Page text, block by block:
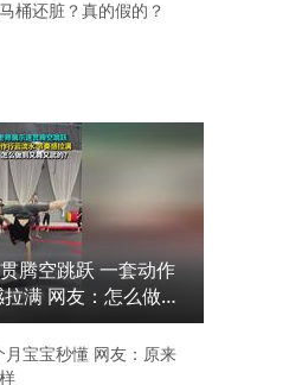
桶还脏？真的假的？
腾空跳跃 一套动作
满 网友：怎么做到
宝宝秒懂 网友：原来